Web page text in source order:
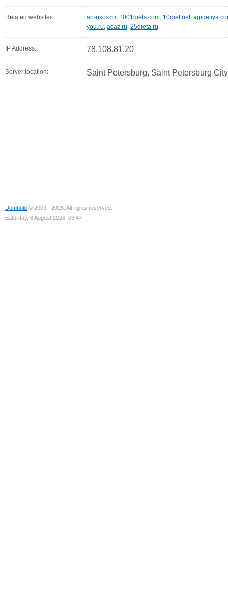
Related websites: ab-rikos.ru, 1001diets.com, 10diet.net,
you.ru, acaz.ru, 25dieta.ru
IP Address: 78.108.81.20
Server location: Saint Petersburg, Saint Petersburg
Domhold © 2009 - 2026. All rights reserved.
Saturday, 8 August 2026, 06:47